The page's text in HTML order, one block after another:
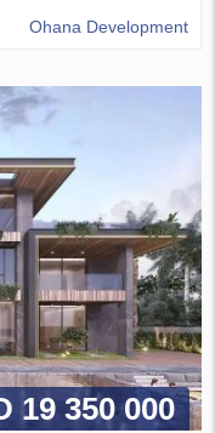
Ohana Development
19 350 000 AED